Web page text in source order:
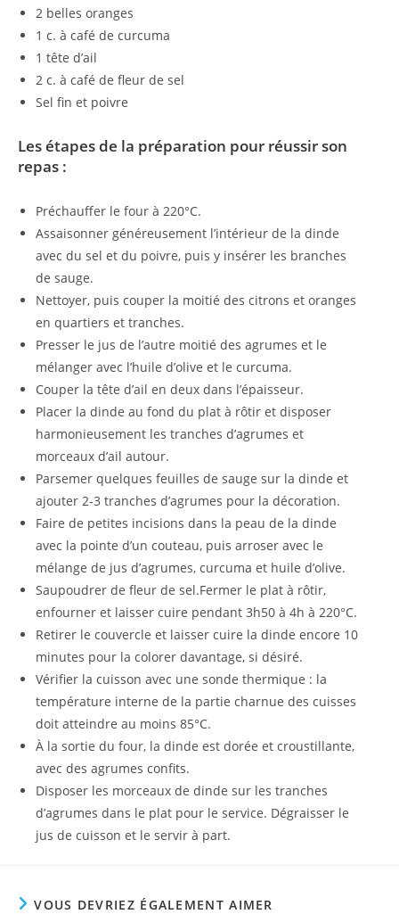
2 belles oranges
1 c. à café de curcuma
1 tête d’ail
2 c. à café de fleur de sel
Sel fin et poivre
Les étapes de la préparation pour réussir son
repas :
Préchauffer le four à 220°C.
Assaisonner généreusement l’intérieur de la dinde
avec du sel et du poivre, puis y insérer les branches
de sauge.
Nettoyer, puis couper la moitié des citrons et oranges
en quartiers et tranches.
Presser le jus de l’autre moitié des agrumes et le
mélanger avec l’huile d’olive et le curcuma.
Couper la tête d’ail en deux dans l’épaisseur.
Placer la dinde au fond du plat à rôtir et disposer
harmonieusement les tranches d’agrumes et
morceaux d’ail autour.
Parsemer quelques feuilles de sauge sur la dinde et
ajouter 2-3 tranches d’agrumes pour la décoration.
Faire de petites incisions dans la peau de la dinde
avec la pointe d’un couteau, puis arroser avec le
mélange de jus d’agrumes, curcuma et huile d’olive.
Saupoudrer de fleur de sel.Fermer le plat à rôtir,
enfourner et laisser cuire pendant 3h50 à 4h à 220°C.
Retirer le couvercle et laisser cuire la dinde encore 10
minutes pour la colorer davantage, si désiré.
Vérifier la cuisson avec une sonde thermique : la
température interne de la partie charnue des cuisses
doit atteindre au moins 85°C.
À la sortie du four, la dinde est dorée et croustillante,
avec des agrumes confits.
Disposer les morceaux de dinde sur les tranches
d’agrumes dans le plat pour le service. Dégraisser le
jus de cuisson et le servir à part.
VOUS DEVRIEZ ÉGALEMENT AIMER